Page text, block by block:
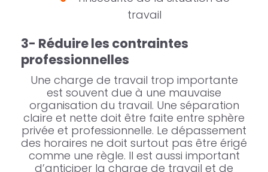
travail
3- Réduire les contraintes
professionnelles
Une charge de travail trop importante
est souvent due à une mauvaise
organisation du travail. Une séparation
claire et nette doit être faite entre sphère
privée et professionnelle. Le dépassement
des horaires ne doit surtout pas être érigé
comme une règle. Il est aussi important
d’anticiper la charge de travail et de